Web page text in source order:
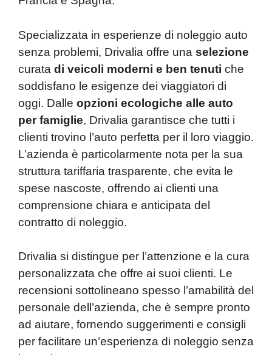
Specializzata in esperienze di noleggio auto
senza problemi, Drivalia offre una selezione
curata di veicoli moderni e ben tenuti che
soddisfano le esigenze dei viaggiatori di
oggi. Dalle opzioni ecologiche alle auto
per famiglie, Drivalia garantisce che tutti i
clienti trovino l’auto perfetta per il loro viaggio.
L’azienda è particolarmente nota per la sua
struttura tariffaria trasparente, che evita le
spese nascoste, offrendo ai clienti una
comprensione chiara e anticipata del
contratto di noleggio.
Drivalia si distingue per l’attenzione e la cura
personalizzata che offre ai suoi clienti. Le
recensioni sottolineano spesso l’amabilità del
personale dell’azienda, che è sempre pronto
ad aiutare, fornendo suggerimenti e consigli
per facilitare un’esperienza di noleggio senza